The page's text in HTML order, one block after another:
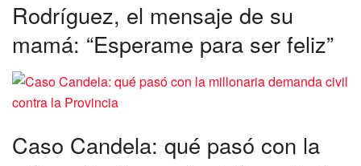
Rodríguez, el mensaje de su
mamá: “Esperame para ser feliz”
Caso Candela: qué pasó con la